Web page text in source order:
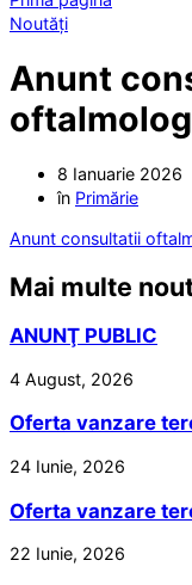
Noutăți
Anunt
8 Ianuarie 2026
în Primărie
Anunt consultatii
Mai multe
ANUNŢ PUBLIC
4 August, 2026
Oferta vanzare
24 Iunie, 2026
Oferta vanzare
22 Iunie, 2026